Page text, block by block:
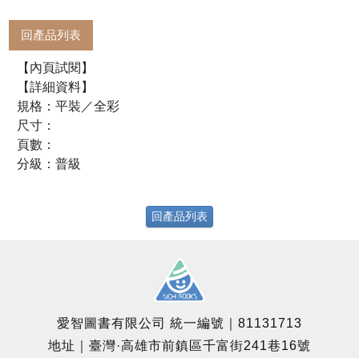
回產品列表
【內頁試閱】
【詳細資料】
規格：平裝／全彩
尺寸：
頁數：
分級：普級
回產品列表
愛智圖書有限公司 統一編號｜81131713
地址｜臺灣·高雄市前鎮區千富街241巷16號